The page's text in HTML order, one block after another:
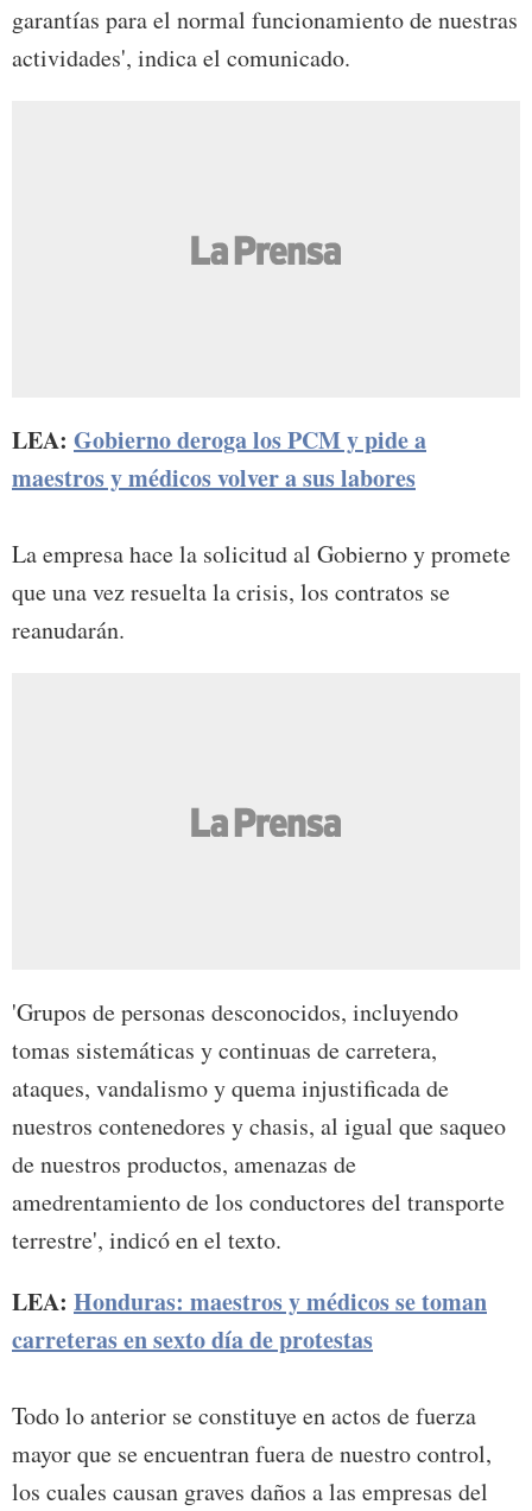
garantías para el normal funcionamiento de nuestras
actividades', indica el comunicado.
LEA: Gobierno deroga los PCM y pide a
maestros y médicos volver a sus labores
La empresa hace la solicitud al Gobierno y promete
que una vez resuelta la crisis, los contratos se
reanudarán.
'Grupos de personas desconocidos, incluyendo
tomas sistemáticas y continuas de carretera,
ataques, vandalismo y quema injustificada de
nuestros contenedores y chasis, al igual que saqueo
de nuestros productos, amenazas de
amedrentamiento de los conductores del transporte
terrestre', indicó en el texto.
LEA: Honduras: maestros y médicos se toman
carreteras en sexto día de protestas
Todo lo anterior se constituye en actos de fuerza
mayor que se encuentran fuera de nuestro control,
los cuales causan graves daños a las empresas del